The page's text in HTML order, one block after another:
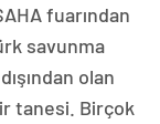
fuarından
savunma
olan
tanesi. Birçok